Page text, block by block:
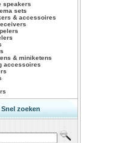
speakers
sets
& accessoires
& miniketens
accessoires
Snel zoeken